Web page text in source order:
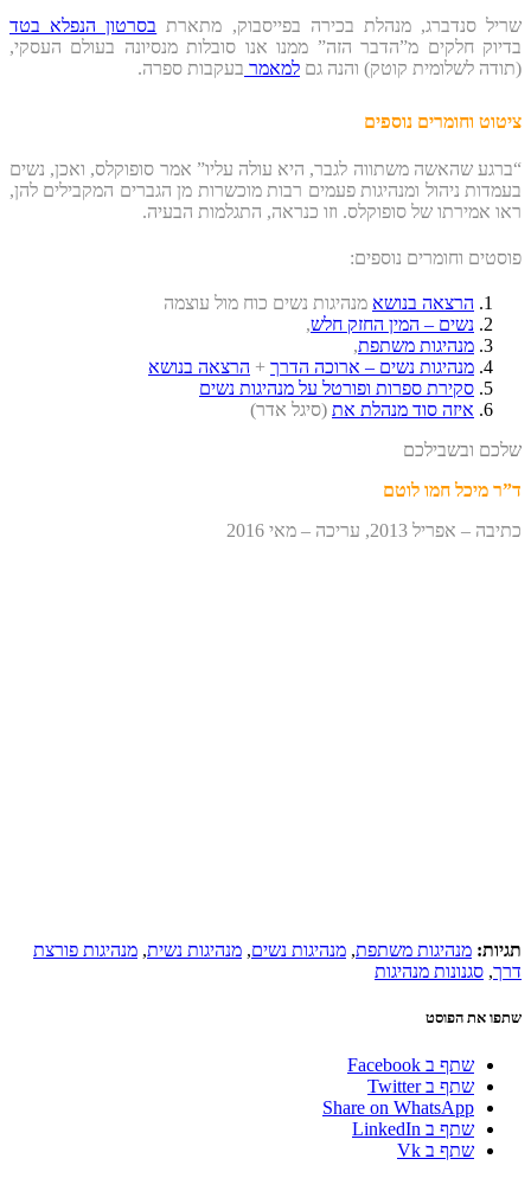
שריל סנדברג, מנהלת בכירה בפייסבוק, מתארת בסרטון הנפלא בטד
בדיוק חלקים מ”הדבר הזה” ממנו אנו סובלות מנסיונה בעולם העסקי,
(תודה לשלומית קוטק) והנה גם למאמר בעקבות ספרה.
ציטוט וחומרים נוספים
“ברגע שהאשה משתווה לגבר, היא עולה עליו” אמר סופוקלס, ואכן, נשים
בעמדות ניהול ומנהיגות פעמים רבות מוכשרות מן הגברים המקבילים להן,
ראו אמירתו של סופוקלס. וזו כנראה, התגלמות הבעיה.
פוסטים וחומרים נוספים:
הרצאה בנושא מנהיגות נשים כוח מול עוצמה
נשים – המין החזק חלש,
מנהיגות משתפת,
מנהיגות נשים – ארוכה הדרך + הרצאה בנושא
סקירת ספרות ופורטל על מנהיגות נשים
איזה סוד מנהלת את (סיגל אדר)
שלכם ובשבילכם
ד”ר מיכל חמו לוטם
כתיבה – אפריל 2013, עריכה – מאי 2016
תגיות: מנהיגות משתפת, מנהיגות נשים, מנהיגות נשית, מנהיגות פורצת
דרך, סגנונות מנהיגות
שתפו את הפוסט
שתף ב Facebook
שתף ב Twitter
Share on WhatsApp
שתף ב LinkedIn
שתף ב Vk